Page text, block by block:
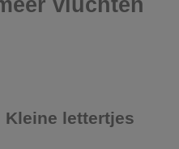
vluchten
Kleine lettertjes